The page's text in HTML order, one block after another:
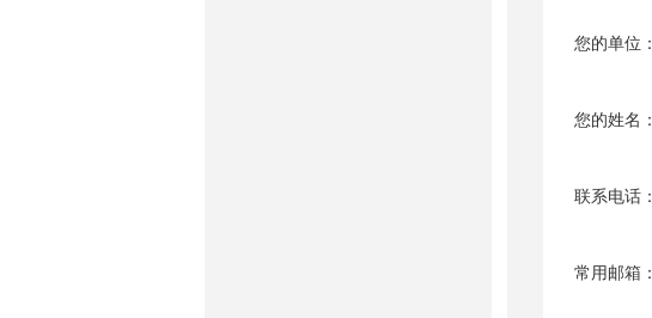
您的单位：
您的姓名：
联系电话：
常用邮箱：